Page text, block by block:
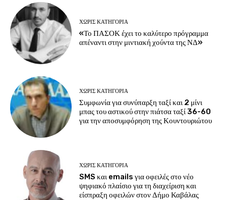
ΧΩΡΊΣ ΚΑΤΗΓΟΡΊΑ
«Το ΠΑΣΟΚ έχει το καλύτερο πρόγραμμα
απέναντι στην μιντιακή χούντα της ΝΔ»
ΧΩΡΊΣ ΚΑΤΗΓΟΡΊΑ
Συμφωνία για συνύπαρξη ταξί και 2 μίνι
μπας του αστικού στην πιάτσα ταξί 36-60
για την αποσυμφόρηση της Κουντουριώτου
ΧΩΡΊΣ ΚΑΤΗΓΟΡΊΑ
SMS και emails για οφειλές στο νέο
ψηφιακό πλαίσιο για τη διαχείριση και
είσπραξη οφειλών στον Δήμο Καβάλας